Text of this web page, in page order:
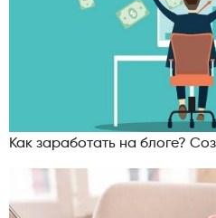
Как заработать на блоге?